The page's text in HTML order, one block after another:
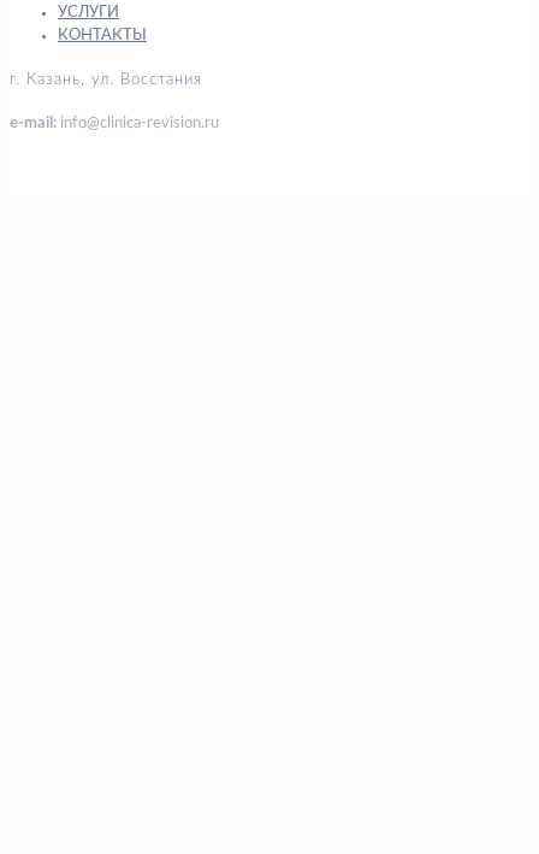
УСЛУГИ
КОНТАКТЫ
г. Казань, ул. Восстания
e-mail: info@clinica-revision.ru